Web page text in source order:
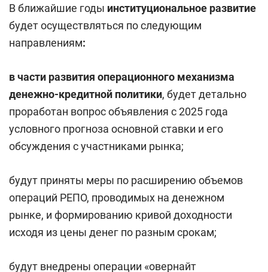
В ближайшие годы институциональное развитие
будет осуществляться по следующим
направлениям:
в части развития операционного механизма
денежно-кредитной политики, будет детально
проработан вопрос объявления с 2025 года
условного прогноза основной ставки и его
обсуждения с участниками рынка;
будут приняты меры по расширению объемов
операций РЕПО, проводимых на денежном
рынке, и формированию кривой доходности
исходя из цены денег по разным срокам;
будут внедрены операции «овернайт